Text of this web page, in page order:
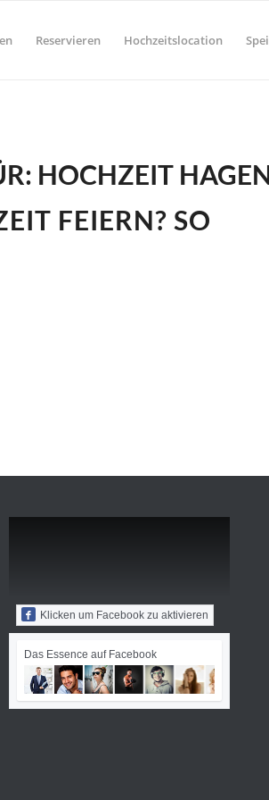
Reservieren Hochzeitslocation
HOCHZEIT
FEIERN? SO
Klicken um Facebook zu aktivieren
Das Essence auf Facebook